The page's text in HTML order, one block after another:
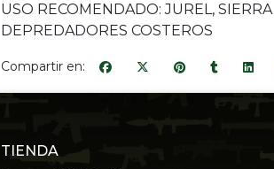
USO RECOMENDADO: JUREL,
DEPREDADORES COSTEROS
Compartir en:
TIENDA